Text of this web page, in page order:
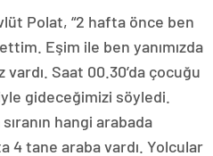
Polat, “2 hafta önce ben
Eşim ile ben yanımızda
Saat 00.30’da çocuğu
gideceğimizi söyledi.
hangi arabada
4 tane araba vardı. Yolcular